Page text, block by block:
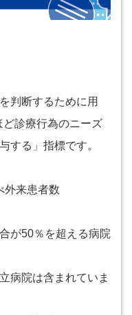
判断するために用
診療行為のニーズ
する」指標です。
外来患者数
が50％を超える病院
病院は含まれていま